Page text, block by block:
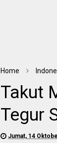
Home
Takut
Tegur
Jumat, 14